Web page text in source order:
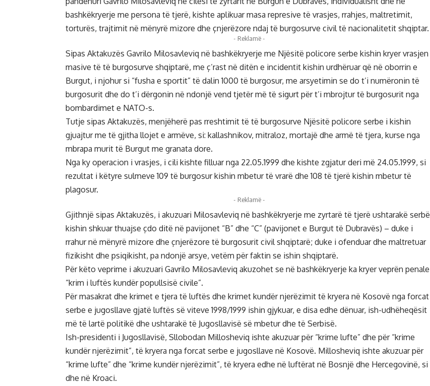
bashkëkryerje me persona të tjerë, kishte aplikuar masa represive të vrasjes, rrahjes, maltretimit,
torturës, trajtimit në mënyrë mizore dhe çnjerëzore ndaj të burgosurve civil të nacionalitetit shqiptar.
- Reklamë -
Sipas Aktakuzës Gavrilo Milosavleviq në bashkëkryerje me Njësitë policore serbe kishin kryer vrasjen
masive të të burgosurve shqiptarë, me ç’rast në ditën e incidentit kishin urdhëruar që në oborrin e
Burgut, i njohur si “fusha e sportit” të dalin 1000 të burgosur, me arsyetimin se do t’i numëronin të
burgosurit dhe do t’i dërgonin në ndonjë vend tjetër më të sigurt për t’i mbrojtur të burgosurit nga
bombardimet e NATO-s.
Tutje sipas Aktakuzës, menjëherë pas rreshtimit të të burgosurve Njësitë policore serbe i kishin
gjuajtur me të gjitha llojet e armëve, si: kallashnikov, mitraloz, mortajë dhe armë të tjera, kurse nga
mbrapa murit të Burgut me granata dore.
Nga ky operacion i vrasjes, i cili kishte filluar nga 22.05.1999 dhe kishte zgjatur deri më 24.05.1999, si
rezultat i këtyre sulmeve 109 të burgosur kishin mbetur të vrarë dhe 108 të tjerë kishin mbetur të
plagosur.
- Reklamë -
Gjithnjë sipas Aktakuzës, i akuzuari Milosavleviq në bashkëkryerje me zyrtarë të tjerë ushtarakë serbë
kishin shkuar thuajse çdo ditë në pavijonet “B” dhe “C” (pavijonet e Burgut të Dubravës) – duke i
rrahur në mënyrë mizore dhe çnjerëzore të burgosurit civil shqiptarë; duke i ofenduar dhe maltretuar
fizikisht dhe psiqikisht, pa ndonjë arsye, vetëm për faktin se ishin shqiptarë.
Për këto veprime i akuzuari Gavrilo Milosavleviq akuzohet se në bashkëkryerje ka kryer veprën penale
“krim i luftës kundër popullsisë civile”.
Për masakrat dhe krimet e tjera të luftës dhe krimet kundër njerëzimit të kryera në Kosovë nga forcat
serbe e jugosllave gjatë luftës së viteve 1998/1999 ishin gjykuar, e disa edhe dënuar, ish-udhëheqësit
më të lartë politikë dhe ushtarakë të Jugosllavisë së mbetur dhe të Serbisë.
Ish-presidenti i Jugosllavisë, Sllobodan Millosheviq ishte akuzuar për “krime lufte” dhe për “krime
kundër njerëzimit”, të kryera nga forcat serbe e jugosllave në Kosovë. Millosheviq ishte akuzuar për
“krime lufte” dhe “krime kundër njerëzimit”, të kryera edhe në luftërat në Bosnjë dhe Hercegovinë, si
dhe në Kroaci.